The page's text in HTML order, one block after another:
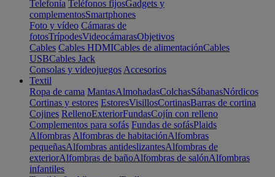
Telefonía Teléfonos fijosGadgets y
complementosSmartphones
Foto y vídeo Cámaras de
fotosTrípodesVideocámarasObjetivos
Cables Cables HDMICables de alimentaciónCables
USBCables Jack
Consolas y videojuegos Accesorios
Textil
Ropa de cama MantasAlmohadasColchasSábanasNórdicos
Cortinas y estores EstoresVisillosCortinasBarras de cortina
Cojines RellenoExteriorFundasCojín con relleno
Complementos para sofás Fundas de sofásPlaids
Alfombras Alfombras de habitaciónAlfombras
pequeñasAlfombras antideslizantesAlfombras de
exteriorAlfombras de bañoAlfombras de salónAlfombras
infantiles